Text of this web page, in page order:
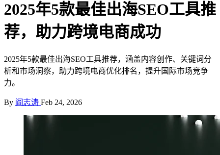
2025年5款最佳出海SEO工具推
荐，助力跨境电商成功
2025年5款最佳出海SEO工具推荐，涵盖内容创作、关键词分
析和市场洞察，助力跨境电商优化排名，提升国际市场竞争
力。
By 阎志涛 Feb 24, 2026